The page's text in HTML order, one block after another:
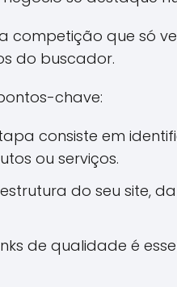
competição que só
do buscador.
chave:
consiste em
ou serviços.
do seu site,
de qualidade é